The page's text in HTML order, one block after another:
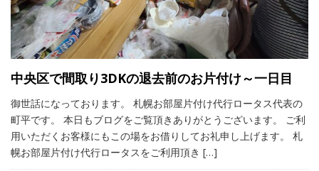
中央区で間取り3DKの退去前のお片付け～一日目
御世話になっております。 札幌お部屋片付け代行ロータス代表の
町平です。 本日もブログをご覧頂きありがとうございます。 ご利
用いただくお客様にもこの場をお借りしてお礼申し上げます。 札
幌お部屋片付け代行ロータスをご利用頂き […]